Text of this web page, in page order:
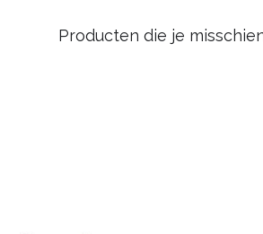
Producten die je